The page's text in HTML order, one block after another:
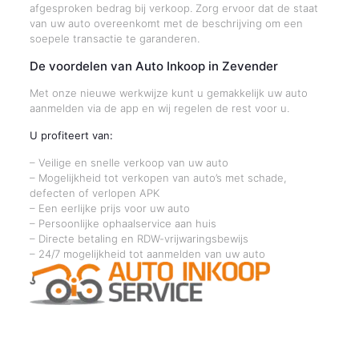
afgesproken bedrag bij verkoop. Zorg ervoor dat de staat
van uw auto overeenkomt met de beschrijving om een
soepele transactie te garanderen.
De voordelen van Auto Inkoop in Zevender
Met onze nieuwe werkwijze kunt u gemakkelijk uw auto
aanmelden via de app en wij regelen de rest voor u.
U profiteert van:
– Veilige en snelle verkoop van uw auto
– Mogelijkheid tot verkopen van auto’s met schade,
defecten of verlopen APK
– Een eerlijke prijs voor uw auto
– Persoonlijke ophaalservice aan huis
– Directe betaling en RDW-vrijwaringsbewijs
– 24/7 mogelijkheid tot aanmelden van uw auto